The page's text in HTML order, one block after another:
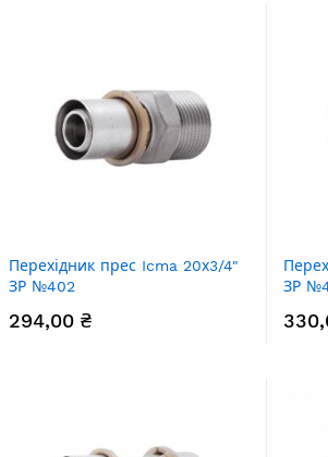
Перехідник прес Icma 20х3/4"
ЗР №402
294,00 ₴
ЗР